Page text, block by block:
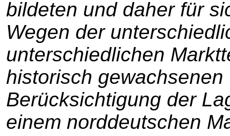
bildeten und daher für
Wegen der
unterschiedlichen
historisch
Berücksichtigung der
einem norddeutschen